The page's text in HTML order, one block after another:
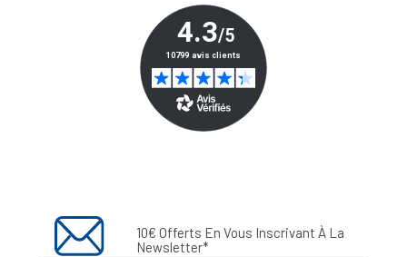
10€ Offerts En Vous Inscrivant À La
Newsletter*